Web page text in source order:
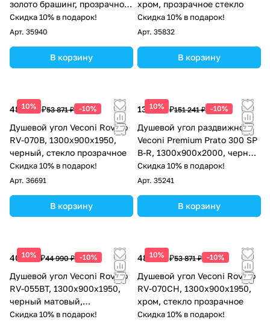
золото брашинг, прозрачное
стекло
Скидка 10% в подарок!
Арт. 35940
В корзину
хром, прозрачное стекло
Скидка 10% в подарок!
Арт. 35832
В корзину
10%
48 484 ₽53 871 ₽ -10%
Душевой угол Veconi Rovigo
RV-070B, 1300х900х1950,
черный, стекло прозрачное
Скидка 10% в подарок!
Арт. 36691
В корзину
10%
136 117 ₽151 241 ₽ -10%
Душевой угол раздвижной
Veconi Premium Prato 300 SP
B-R, 1300х900x2000, черный
матовый, стекло прозрачное
Скидка 10% в подарок!
Арт. 35241
В корзину
10%
40 491 ₽44 990 ₽ -10%
Душевой угол Veconi Rovigo
RV-055BT, 1300х900х1950,
черный матовый,
тонированное стекло
Скидка 10% в подарок!
10%
48 484 ₽53 871 ₽ -10%
Душевой угол Veconi Rovigo
RV-070CH, 1300х900х1950,
хром, стекло прозрачное
Скидка 10% в подарок!